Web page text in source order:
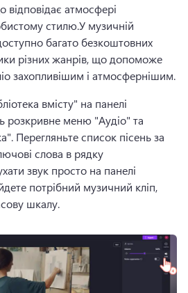
відповідає атмосфері
стилю.У музичній
багато безкоштовних
різних жанрів, що допоможе
захопливішим і атмосфернішим.
вмісту" на панелі
розкривне меню "Аудіо" та
Перегляньте список пісень за
слова в рядку
звук просто на панелі
потрібний музичний кліп,
шкалу.